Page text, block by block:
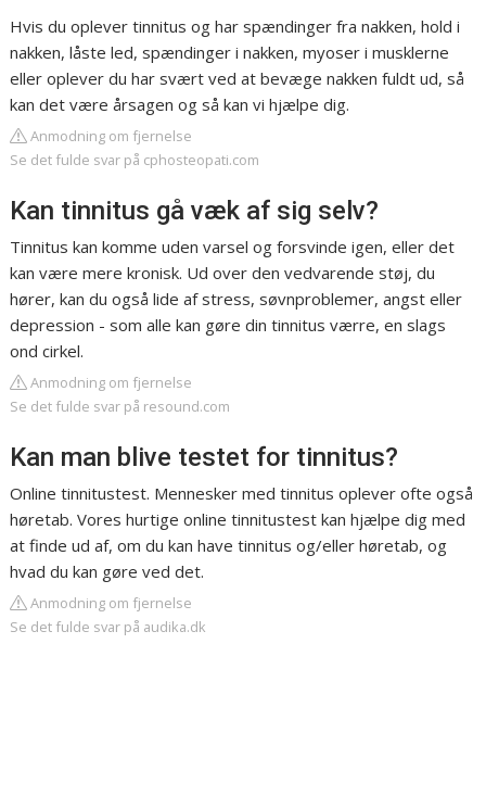
Hvis du oplever tinnitus og har spændinger fra nakken, hold i
nakken, låste led, spændinger i nakken, myoser i musklerne
eller oplever du har svært ved at bevæge nakken fuldt ud, så
kan det være årsagen og så kan vi hjælpe dig.
Anmodning om fjernelse
Se det fulde svar på cphosteopati.com
Kan tinnitus gå væk af sig selv?
Tinnitus kan komme uden varsel og forsvinde igen, eller det
kan være mere kronisk. Ud over den vedvarende støj, du
hører, kan du også lide af stress, søvnproblemer, angst eller
depression - som alle kan gøre din tinnitus værre, en slags
ond cirkel.
Anmodning om fjernelse
Se det fulde svar på resound.com
Kan man blive testet for tinnitus?
Online tinnitustest. Mennesker med tinnitus oplever ofte også
høretab. Vores hurtige online tinnitustest kan hjælpe dig med
at finde ud af, om du kan have tinnitus og/eller høretab, og
hvad du kan gøre ved det.
Anmodning om fjernelse
Se det fulde svar på audika.dk